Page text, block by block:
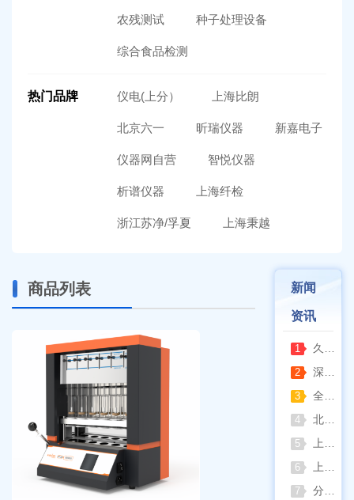
农残测试 种子处理设备
综合食品检测
热门品牌 仪电(上分） 上海比朗
北京六一 昕瑞仪器 新嘉电子
仪器网自营 智悦仪器
析谱仪器 上海纤检
浙江苏净/孚夏 上海秉越
商品列表 新闻
资讯
1 久兴医疗高压蒸汽灭菌器：制药科研灭菌的可靠之选
2 深那静音超声波清洗仪：科研洁净新标准，安静高效更安心
3 全自动凯氏定氮仪测定焦炭中氮 上海纤检助力焦化行业精准检测
4 北京六一电泳仪完整选型指南（分电泳槽 + 电源两大模块，按实验场景直接匹配）
5 上海仪电吸光光度法和荧光分析法的异同
6 上海佑科GC-7860系列网络化气相色谱仪
7 分清生物安全柜与洁净工作台 苏州安泰科普两类设备差异